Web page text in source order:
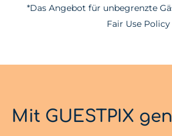
*Das Angebot für unbegrenzte
Fair Use
Mit GUESTPIX